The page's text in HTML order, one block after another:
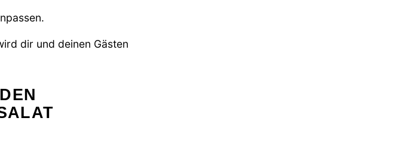
dir und deinen Gästen